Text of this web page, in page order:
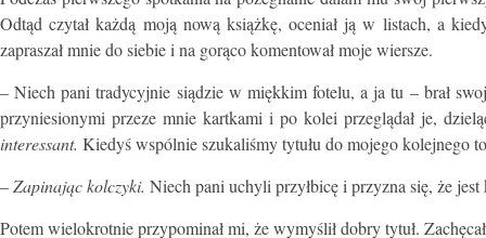
Odtąd czytał każdą moją nową książkę, oceniał ją w listach, a
zapraszał mnie do siebie i na gorąco komentował moje wiersze.
– Niech pani tradycyjnie siądzie w miękkim fotelu, a ja tu – brał
przyniesionymi przeze mnie kartkami i po kolei przeglądał je,
interessant. Kiedyś wspólnie szukaliśmy tytułu do mojego kolejnego
–Zapinając kolczyki. Niech pani uchyli przyłbicę i przyzna się, że jest
Potem wielokrotnie przypominał mi, że wymyślił dobry tytuł.